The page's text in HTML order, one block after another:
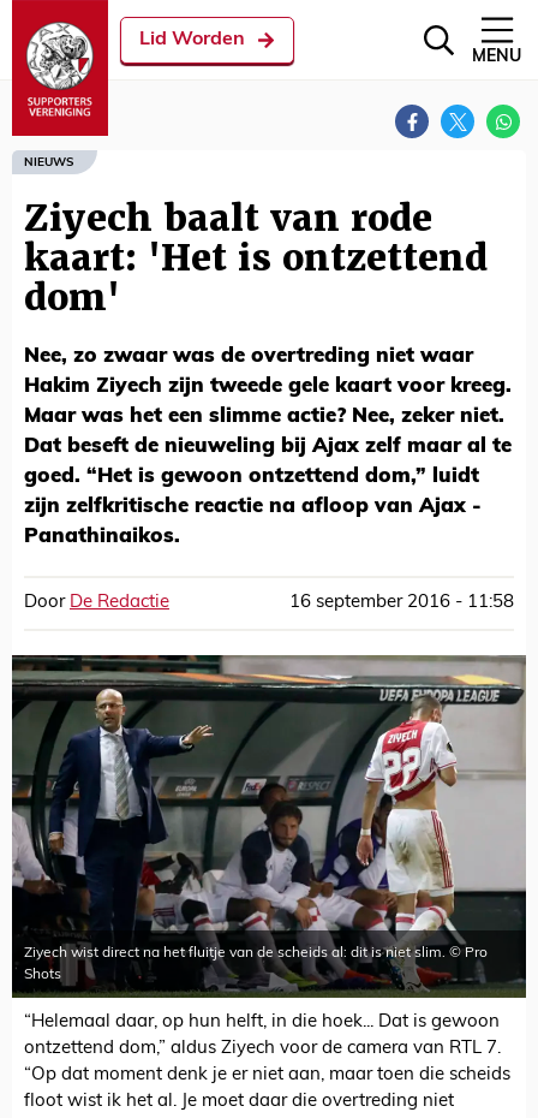
Lid Worden
MENU
NIEUWS
Ziyech baalt van rode
kaart: 'Het is ontzettend
dom'
Nee, zo zwaar was de overtreding niet waar
Hakim Ziyech zijn tweede gele kaart voor kreeg.
Maar was het een slimme actie? Nee, zeker niet.
Dat beseft de nieuweling bij Ajax zelf maar al te
goed. “Het is gewoon ontzettend dom,” luidt
zijn zelfkritische reactie na afloop van Ajax -
Panathinaikos.
Door De Redactie 16 september 2016 - 11:58
Ziyech wist direct na het fluitje van de scheids al: dit is niet slim. © Pro
Shots
“Helemaal daar, op hun helft, in die hoek... Dat is gewoon
ontzettend dom,” aldus Ziyech voor de camera van RTL 7.
“Op dat moment denk je er niet aan, maar toen die scheids
floot wist ik het al. Je moet daar die overtreding niet